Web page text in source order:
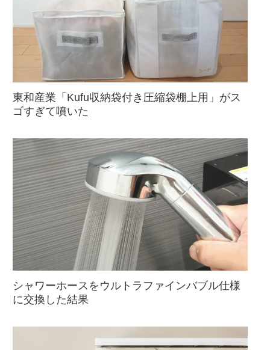
東和産業「Kufu収納袋付き圧縮袋棚上用」がス
ゴすぎて噴いた
シャワーホースをウルトラファインバブル仕様
に交換した結果